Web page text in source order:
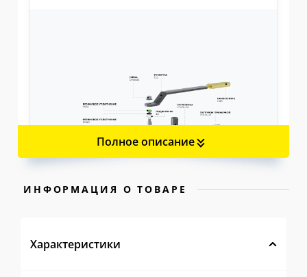
Полное описание
ИНФОРМАЦИЯ О ТОВАРЕ
Характеристики